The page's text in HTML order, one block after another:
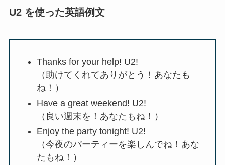
U2 を使った英語例文
Thanks for your help! U2!
（助けてくれてありがとう！あなたも
ね！）
Have a great weekend! U2!
（良い週末を！あなたもね！）
Enjoy the party tonight! U2!
（今夜のパーティーを楽しんでね！あな
たもね！）